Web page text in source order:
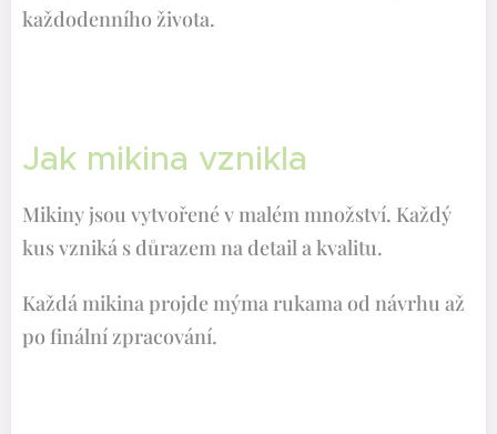
každodenního života.
Jak mikina vznikla
Mikiny jsou vytvořené v malém množství. Každý
kus vzniká s důrazem na detail a kvalitu.
Každá mikina projde mýma rukama od návrhu až
po finální zpracování.